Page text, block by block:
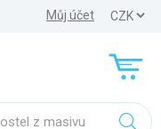
Můj účet